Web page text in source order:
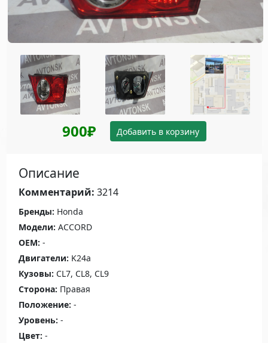
900₽ Добавить в корзину
Описание
Комментарий: 3214
Бренды: Honda
Модели: ACCORD
OEM: -
Двигатели: K24a
Кузовы: CL7, CL8, CL9
Сторона: Правая
Положение: -
Уровень: -
Цвет: -